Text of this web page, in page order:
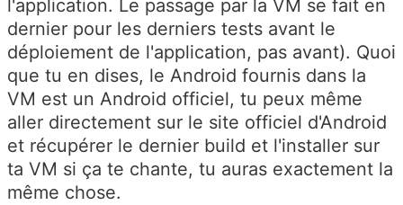
l'application. Le passage par la VM se fait en
dernier pour les derniers tests avant le
déploiement de l'application, pas avant). Quoi
que tu en dises, le Android fournis dans la
VM est un Android officiel, tu peux même
aller directement sur le site officiel d'Android
et récupérer le dernier build et l'installer sur
ta VM si ça te chante, tu auras exactement la
même chose.